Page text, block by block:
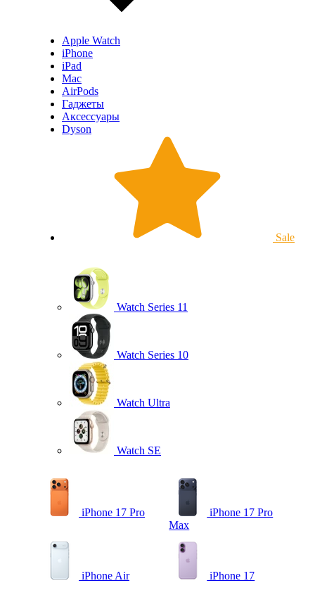
Apple Watch
iPhone
iPad
Mac
AirPods
Гаджеты
Аксессуары
Dyson
Sale
Watch Series 11
Watch Series 10
Watch Ultra
Watch SE
iPhone 17 Pro
iPhone 17 Pro
Max
iPhone Air iPhone 17